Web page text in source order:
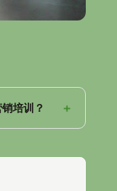
培训？ +